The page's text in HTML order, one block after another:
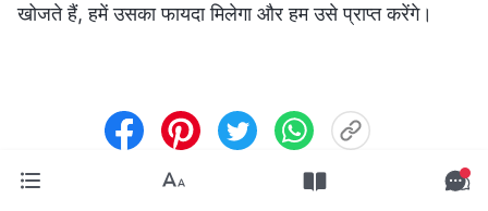
खोजते हैं, हमें उसका फायदा मिलेगा और हम उसे प्राप्त करेंगे।